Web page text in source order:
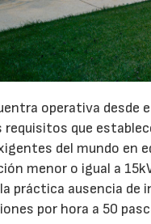
operativa
que
del mundo en
menor o igual a
práctica ausencia
por hora a 50
28/07/2026